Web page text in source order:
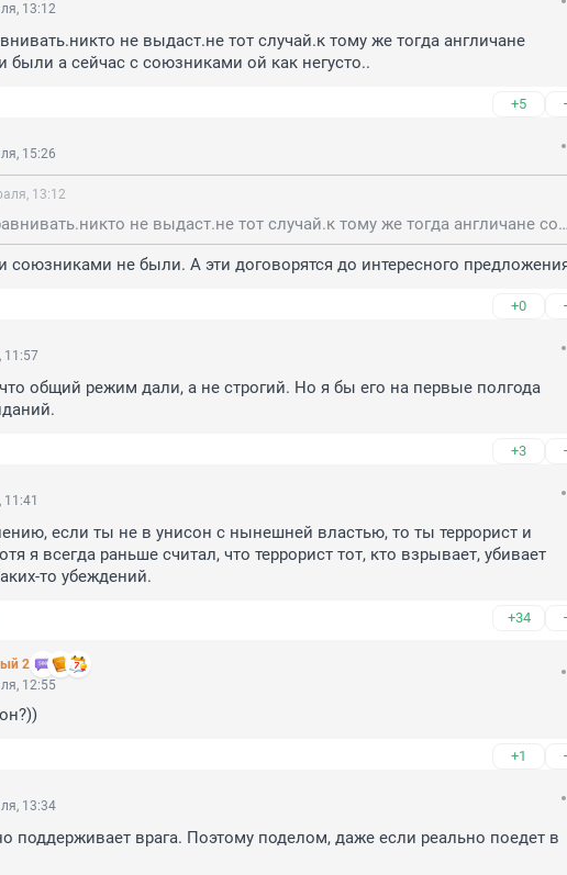
13:12
не выдаст.не тот случай.к тому же тогда англичане
были а сейчас с союзниками ой как негусто..
+5
15:26
13:12
не надо сравнивать.никто не выдаст.не тот случай.к тому же тогда англичане союзниками были а сейчас с союзниками ой как негусто..
союзниками не были. А эти договорятся до интересного
+0
11:57
общий режим дали, а не строгий. Но я бы его на первые полгода
+3
если ты не в унисон с нынешней властью, то ты террорист и
я всегда раньше считал, что террорист тот, кто взрывает, убивает
то убеждений.
+34
2
12:55
+1
13:34
поддерживает врага. Поэтому поделом, даже если реально поедет в